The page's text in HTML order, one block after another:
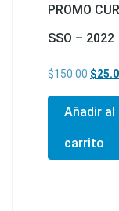
PROMO
SSO – 2022
$150.00 El
$
Añadir al
carrito